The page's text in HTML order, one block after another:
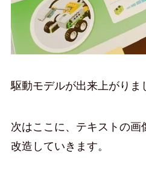
駆動モデルが出来上がりま
次はここに、テキストの画
改造していきます。